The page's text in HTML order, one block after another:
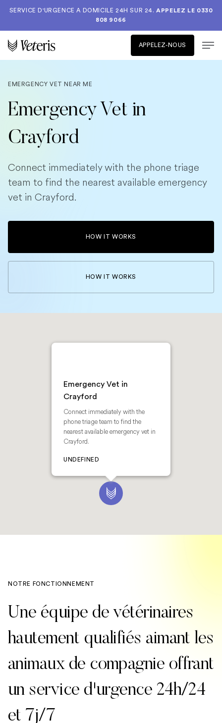
SERVICE D'URGENCE A DOMICILE 24H SUR 24.APPELEZ LE 0330
808 9066
APPELEZ-NOUS
EMERGENCY VET NEAR ME
Emergency Vet in
Crayford
Connect immediately with the phone triage
team to find the nearest available emergency
vet in Crayford.
HOW IT WORKS
HOW IT WORKS
Emergency Vet in
Crayford
Connect immediately with the
phone triage team to find the
nearest available emergency vet in
Crayford.
UNDEFINED
NOTRE FONCTIONNEMENT
Une équipe de vétérinaires
hautement qualifiés aimant les
animaux de compagnie offrant
un service d'urgence 24h/24
et 7j/7